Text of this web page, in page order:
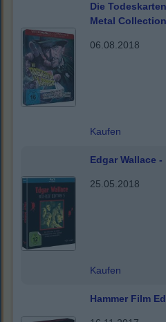
Die
Metal
06.08.2018
Kaufen
Edgar Wallace
25.05.2018
Kaufen
Hammer Film